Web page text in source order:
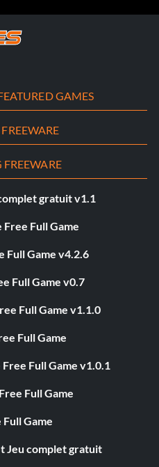
GAMES
gratuit v1.1
Free Full Game
Full Game v4.2.6
Full Game v0.7
Full Game v1.1.0
Full Game
Full Game v1.0.1
Full Game
Full Game
Jeu complet gratuit